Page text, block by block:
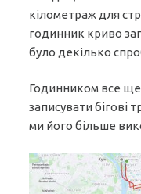
кілометраж для
годинник криво
було декілько
Годинником все
записувати бігові
ми його більше